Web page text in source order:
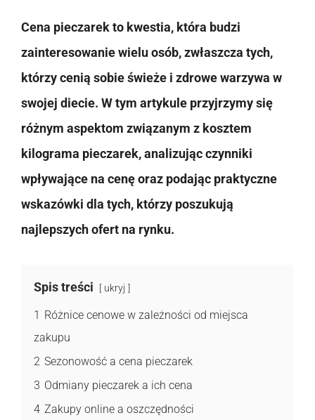
Cena pieczarek to kwestia, która budzi
zainteresowanie wielu osób, zwłaszcza tych,
którzy cenią sobie świeże i zdrowe warzywa w
swojej diecie. W tym artykule przyjrzymy się
różnym aspektom związanym z kosztem
kilograma pieczarek, analizując czynniki
wpływające na cenę oraz podając praktyczne
wskazówki dla tych, którzy poszukują
najlepszych ofert na rynku.
Spis treści ukryj
1 Różnice cenowe w zależności od miejsca
zakupu
2 Sezonowość a cena pieczarek
3 Odmiany pieczarek a ich cena
4 Zakupy online a oszczędności